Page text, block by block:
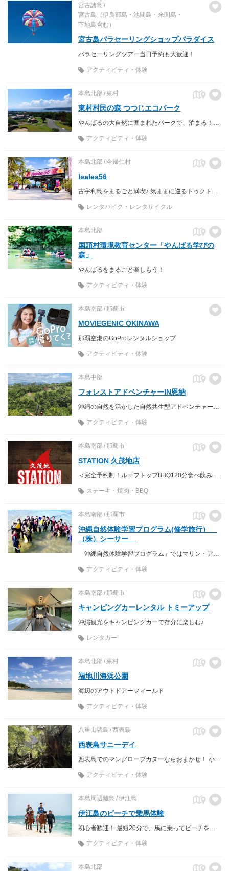
宮古諸島
宮古島（伊良部島・池間島・来間島・
下地島含む）
宮古島パラセーリングショップパラダイス
パラセーリングツアー当日予約も大歓迎！
アクティビティ・体験
本島北部 東村
東村村民の森 つつじエコパーク
アクティビティ・体験
本島北部 今帰仁村
lealea56
レンタバイク・レンタサイクル
本島北部
国頭村環境教育センター「やんばる学びの
森」
やんばるをまるごと楽しもう！
アクティビティ・体験
本島南部 那覇市
MOVIEGENIC OKINAWA
那覇空港のGoProレンタルショップ
アクティビティ・体験
本島中部
フォレストアドベンチャーIN恩納
アクティビティ・体験
本島南部 那覇市
STATION 久茂地店
＜完全予約制！ルーフトップBBQ120分食べ飲み放題プラン＞ 男女4000円 開放的な屋上バーベキューで至福のひとときを♪
ステーキ・焼肉・BBQ
本島南部 那覇市
沖縄自然体験学習プログラム(修学旅行）
（株）シーサー
アクティビティ・体験
本島南部 那覇市
キャンピングカーレンタル トミーアップ
沖縄観光をキャンピングカーで存分に楽しむ♪
レンタカー
本島北部 東村
福地川海浜公園
海辺のアウトドアーフィールド
アクティビティ・体験
八重山諸島 西表島
西表島サニーデイ
西表島でのマングローブカヌーならおまかせ！ 小さなお子様連れのファミリーからシニア世代のご夫婦まで。 「見たい！やりたい！」に合わせて、最適なツアープランをご提案。 誰でも気軽に西表島を体験できます。
アクティビティ・体験
本島周辺離島 伊江島
伊江島のビーチで乗馬体験
アクティビティ・体験
本島北部